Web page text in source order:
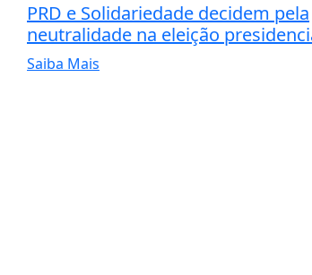
PRD e Solidariedade decidem pela
neutralidade na eleição
Saiba Mais